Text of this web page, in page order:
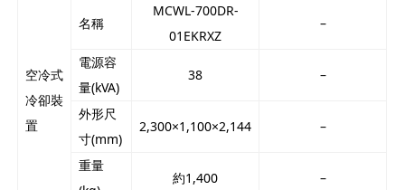
空冷式
冷卻裝
置
名稱
MCWL-700DR-
01EKRXZ
–
電源容
量(kVA)
38 –
外形尺
寸(mm)
2,300×1,100×2,144 –
重量
約1,400 –